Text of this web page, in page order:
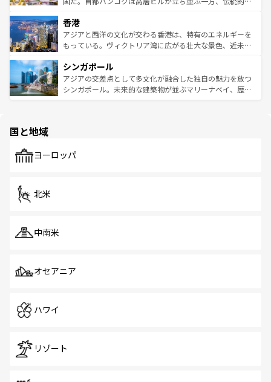
とつ。フォーやバインミー、ベトナムコーヒーなどは、ぜ
ひ現地で味わいたい。どの地域を訪れてもあたたかい人々
が旅行者を迎えてくれるので、きっと忘れられない旅にな
参照してほしい。
の活気が交差している。北部ではチェンマイなどの山岳地
帯で自然と触れ合い、南部ではプーケットやクラビの美し
いビーチでリゾート気分を楽しむことができる。タイ料理
激する。気候は一年中温暖で、どの季節にも異なる楽しみ
が待っている。親しみやすいタイの人々、仏教を中心とし
た文化、そして多様な観光資源が、訪れる旅人を魅了し続
香港
アジアと西洋の文化が交わる香港は、特有のエネルギーを
もっている。ヴィクトリア湾に広がる壮大な景色、近未来
み、どこを訪れても感動するはず。観光スポットが密集し
ており、効率よく見どころを回れるのも魅力。息をのむよ
うな絶景から文化的な体験まで、香港を存分に楽しみ尽く
シンガポール
アジアの交差点として多文化が融合した独自の魅力を放つ
シンガポール。未来的な建築物が並ぶマリーナベイ、歴史
で、ホーカーズは地元の風情を楽しめる外せないスポット
国と地域
ヨーロッパ
北米
中南米
オセアニア
ハワイ
リゾート